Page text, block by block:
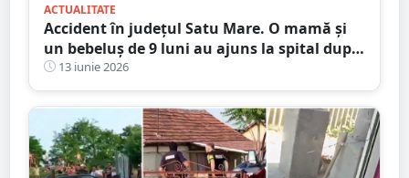
ACTUALITATE
Accident în județul Satu Mare. O mamă și
un bebeluș de 9 luni au ajuns la spital după
o coliziune pe DN 19A
13 iunie 2026